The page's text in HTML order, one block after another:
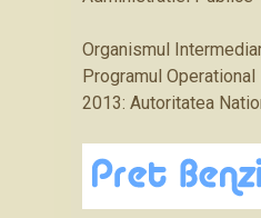
Organismul
Programul
2013: Autoritatea